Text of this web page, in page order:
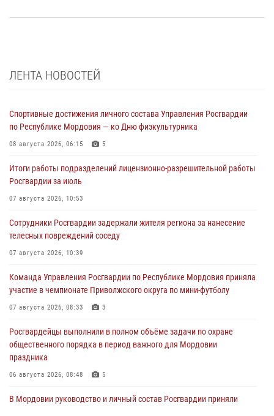
ЛЕНТА НОВОСТЕЙ
Спортивные достижения личного состава Управления Росгвардии
по Республике Мордовия — ко Дню физкультурника
08 августа 2026, 06:15 5
Итоги работы подразделений лицензионно-разрешительной работы
Росгвардии за июль
07 августа 2026, 10:53
Сотрудники Росгвардии задержали жителя региона за нанесение
телесных повреждений соседу
07 августа 2026, 10:39
Команда Управления Росгвардии по Республике Мордовия приняла
участие в чемпионате Приволжского округа по мини-футболу
07 августа 2026, 08:33 3
Росгвардейцы выполнили в полном объёме задачи по охране
общественного порядка в период важного для Мордовии
праздника
06 августа 2026, 08:48 5
В Мордовии руководство и личный состав Росгвардии приняли